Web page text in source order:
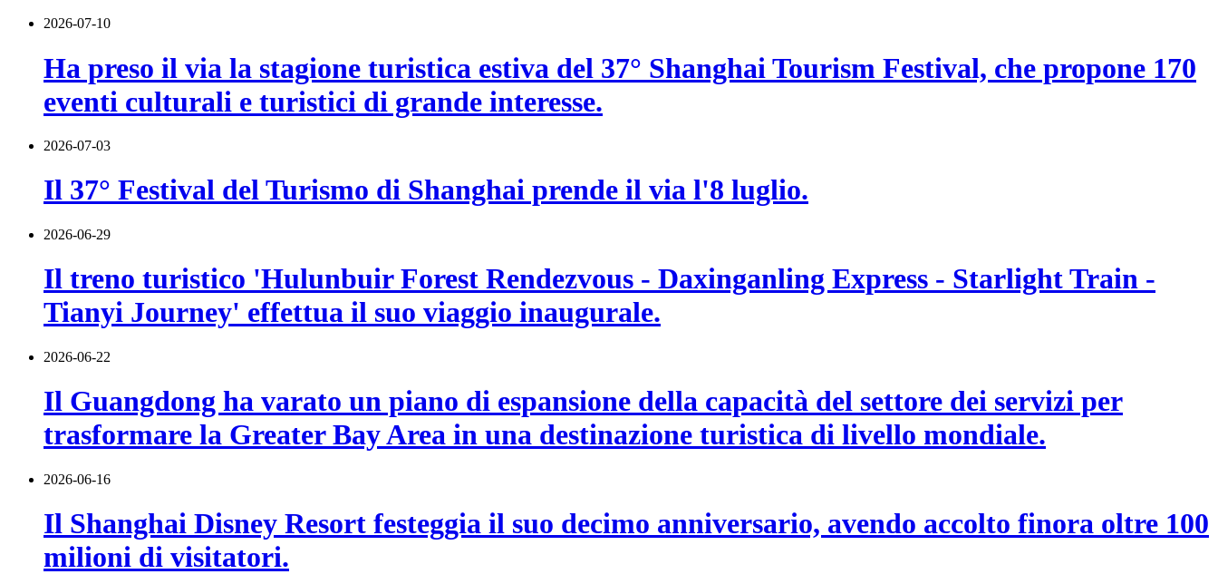
2026-07-10
Ha preso il via la stagione turistica estiva del 37° Shanghai Tourism Festival, che propone 170
eventi culturali e turistici di grande interesse.
2026-07-03
Il 37° Festival del Turismo di Shanghai prende il via l'8 luglio.
2026-06-29
Il treno turistico 'Hulunbuir Forest Rendezvous - Daxinganling Express - Starlight Train -
Tianyi Journey' effettua il suo viaggio inaugurale.
2026-06-22
Il Guangdong ha varato un piano di espansione della capacità del settore dei servizi per
trasformare la Greater Bay Area in una destinazione turistica di livello mondiale.
2026-06-16
Il Shanghai Disney Resort festeggia il suo decimo anniversario, avendo accolto finora oltre 100
milioni di visitatori.